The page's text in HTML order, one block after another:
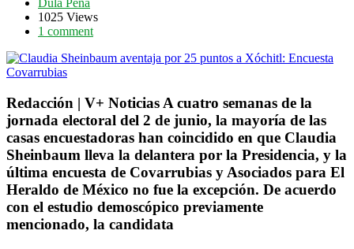
Dula Peña
1025 Views
1 comment
Redacción | V+ Noticias A cuatro semanas de la
jornada electoral del 2 de junio, la mayoría de las
casas encuestadoras han coincidido en que Claudia
Sheinbaum lleva la delantera por la Presidencia, y la
última encuesta de Covarrubias y Asociados para El
Heraldo de México no fue la excepción. De acuerdo
con el estudio demoscópico previamente
mencionado, la candidata